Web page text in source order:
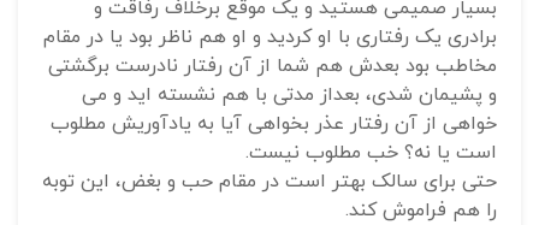
بسیار صمیمی هستید و یک موقع برخلاف رفاقت و
برادری یک رفتاری با او کردید و او هم ناظر بود یا در مقام
مخاطب بود بعدش هم شما از آن رفتار نادرست برگشتی
و پشیمان شدی، بعداز مدتی با هم نشسته اید و می
خواهی از آن رفتار عذر بخواهی آیا به یادآوریش مطلوب
است یا نه؟ خب مطلوب نیست.
حتی برای سالک بهتر است در مقام حب و بغض، این توبه
را هم فراموش کند.